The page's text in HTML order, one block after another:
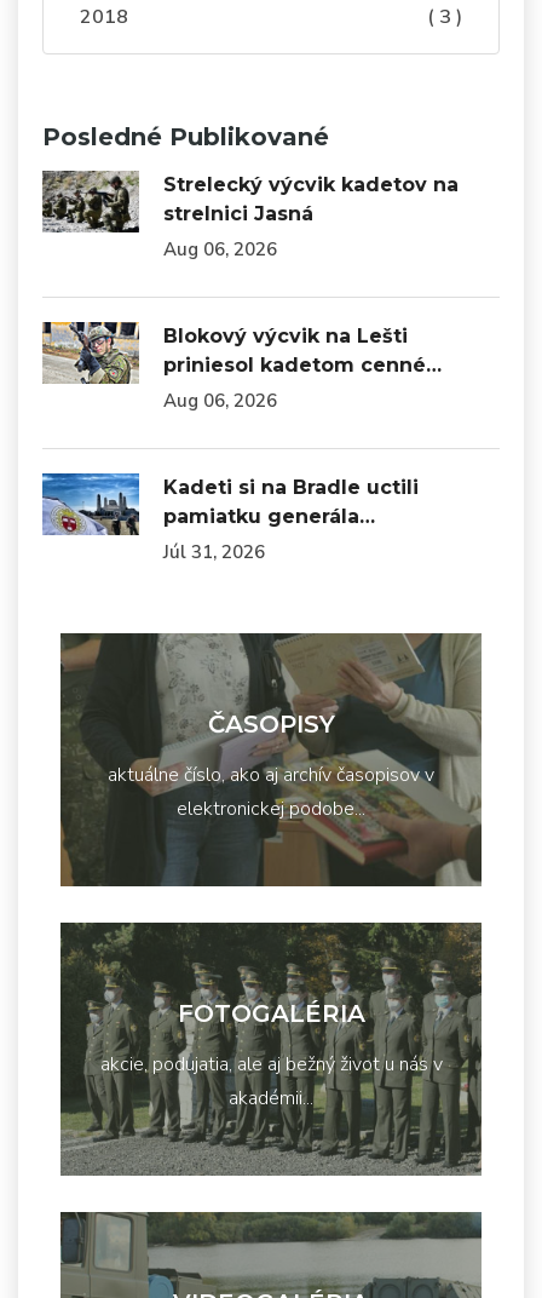
2018 ( 3 )
Posledné Publikované
Strelecký výcvik kadetov na
strelnici Jasná
Aug 06, 2026
Blokový výcvik na Lešti
priniesol kadetom cenné…
Aug 06, 2026
Kadeti si na Bradle uctili
pamiatku generála…
Júl 31, 2026
ČASOPISY
aktuálne číslo, ako aj archív časopisov v
elektronickej podobe...
FOTOGALÉRIA
akcie, podujatia, ale aj bežný život u nás v
akadémii...